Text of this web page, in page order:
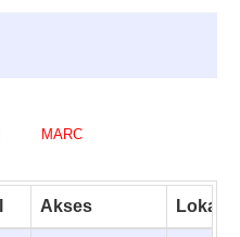
MARC
Akses Lokasi